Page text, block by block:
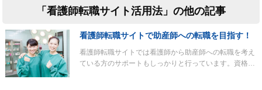
「看護師転職サイト活用法」の他の記事
看護師転職サイトで助産師への転職を目指す！
看護師転職サイトでは看護師から助産師への転職を考え
ている方のサポートもしっかりと行っています。資格…